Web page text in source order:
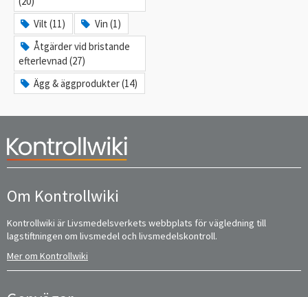
Vilt (11)
Vin (1)
Åtgärder vid bristande
efterlevnad (27)
Ägg & äggprodukter (14)
Om Kontrollwiki
Kontrollwiki är Livsmedelsverkets webbplats för vägledning till
lagstiftningen om livsmedel och livsmedelskontroll.
Mer om Kontrollwiki